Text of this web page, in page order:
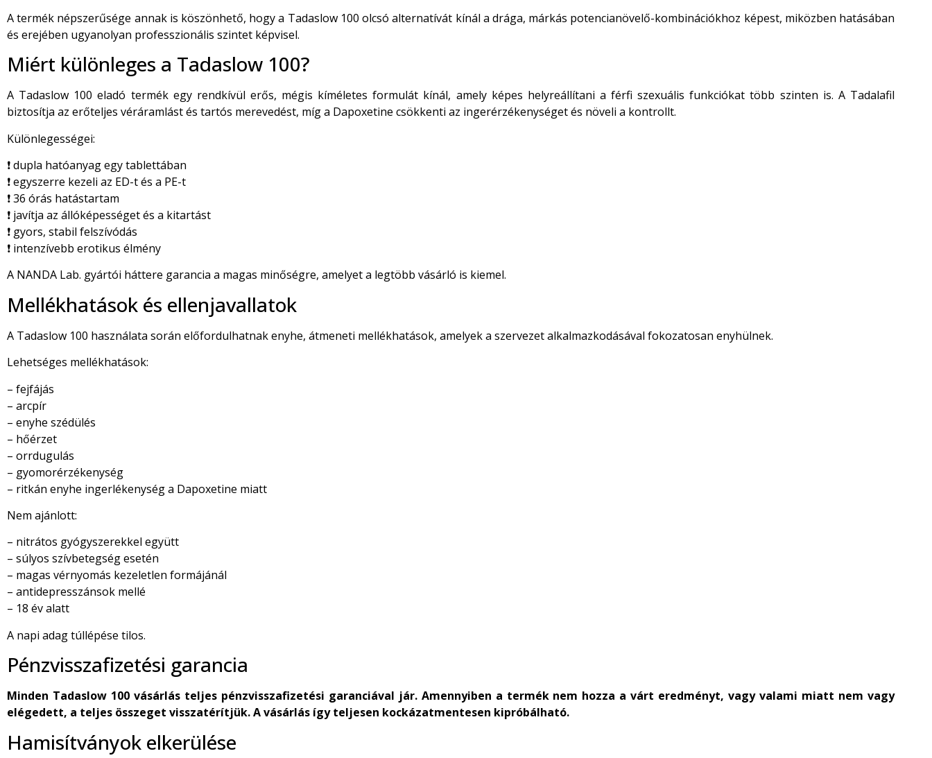
A termék népszerűsége annak is köszönhető, hogy a Tadaslow 100 olcsó alternatívát kínál a drága, márkás potencianövelő-kombinációkhoz képest, miközben hatásában
és erejében ugyanolyan professzionális szintet képvisel.
Miért különleges a Tadaslow 100?
A Tadaslow 100 eladó termék egy rendkívül erős, mégis kíméletes formulát kínál, amely képes helyreállítani a férfi szexuális funkciókat több szinten is. A Tadalafil
biztosítja az erőteljes véráramlást és tartós merevedést, míg a Dapoxetine csökkenti az ingerérzékenységet és növeli a kontrollt.
Különlegességei:
❗ dupla hatóanyag egy tablettában
❗ egyszerre kezeli az ED-t és a PE-t
❗ 36 órás hatástartam
❗ javítja az állóképességet és a kitartást
❗ gyors, stabil felszívódás
❗ intenzívebb erotikus élmény
A NANDA Lab. gyártói háttere garancia a magas minőségre, amelyet a legtöbb vásárló is kiemel.
Mellékhatások és ellenjavallatok
A Tadaslow 100 használata során előfordulhatnak enyhe, átmeneti mellékhatások, amelyek a szervezet alkalmazkodásával fokozatosan enyhülnek.
Lehetséges mellékhatások:
– fejfájás
– arcpír
– enyhe szédülés
– hőérzet
– orrdugulás
– gyomorérzékenység
– ritkán enyhe ingerlékenység a Dapoxetine miatt
Nem ajánlott:
– nitrátos gyógyszerekkel együtt
– súlyos szívbetegség esetén
– magas vérnyomás kezeletlen formájánál
– antidepresszánsok mellé
– 18 év alatt
A napi adag túllépése tilos.
Pénzvisszafizetési garancia
Minden Tadaslow 100 vásárlás teljes pénzvisszafizetési garanciával jár. Amennyiben a termék nem hozza a várt eredményt, vagy valami miatt nem vagy
elégedett, a teljes összeget visszatérítjük. A vásárlás így teljesen kockázatmentesen kipróbálható.
Hamisítványok elkerülése